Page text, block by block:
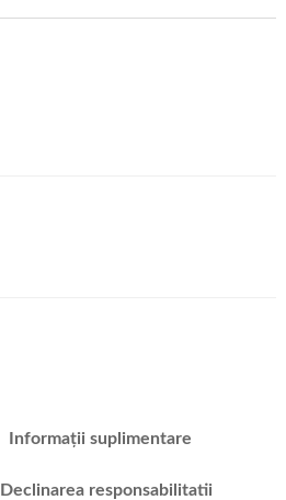
Informații suplimentare
Declinarea responsabilitatii